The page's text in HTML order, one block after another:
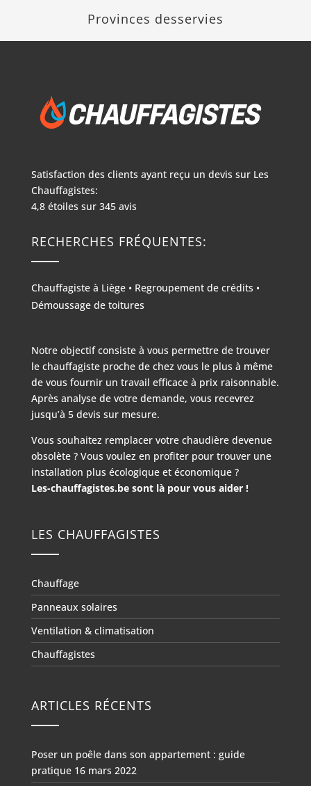
Provinces desservies
Satisfaction des clients ayant reçu un devis sur Les
Chauffagistes:
4,8étoiles sur 345avis
RECHERCHES FRÉQUENTES:
Chauffagiste à Liège• Regroupement de crédits •
Démoussage de toitures
Notre objectif consiste à vous permettre de trouver
le chauffagiste proche de chez vous le plus à même
de vous fournir un travail efficace à prix raisonnable.
Après analyse de votre demande, vous recevrez
jusqu’à 5 devis sur mesure.
Vous souhaitez remplacer votre chaudière devenue
obsolète ? Vous voulez en profiter pour trouver une
installation plus écologique et économique ?
Les-chauffagistes.be sont là pour vous aider !
LES CHAUFFAGISTES
Chauffage
Panneaux solaires
Ventilation & climatisation
Chauffagistes
ARTICLES RÉCENTS
Poser un poêle dans son appartement : guide
pratique 16 mars 2022